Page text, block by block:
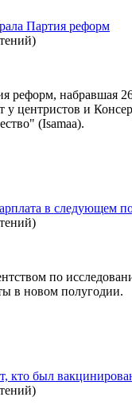
Партия реформ
)
набравшая
у центристов и
(Isamaa).
в следующем
)
по
в новом полугодии.
был
)